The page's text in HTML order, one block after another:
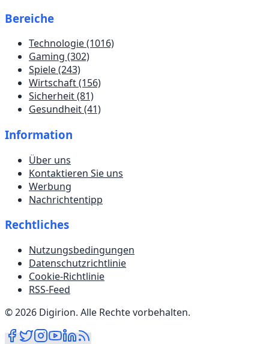
Bereiche
Technologie(1016)
Gaming (302)
Spiele(243)
Wirtschaft(156)
Sicherheit(81)
Gesundheit(41)
Information
Über uns
Kontaktieren Sie uns
Werbung
Nachrichtentipp
Rechtliches
Nutzungsbedingungen
Datenschutzrichtlinie
Cookie-Richtlinie
RSS-Feed
©2026 Digirion. Alle Rechte vorbehalten.